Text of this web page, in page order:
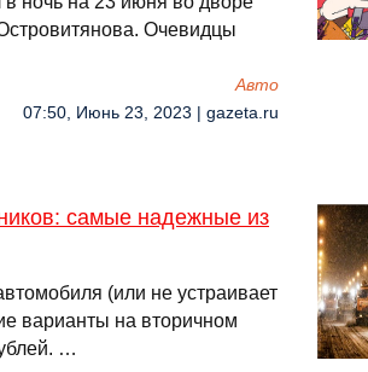
Очевидцы
Авто
07:50, Июнь 23, 2023 | gazeta.ru
самые надежные из
(или не устраивает
варианты на вторичном
…